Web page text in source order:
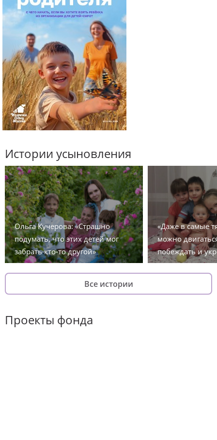
Истории усыновления
Ольга Кучерова: «Страшно
подумать, что этих детей мог
забрать кто-то другой»
«Даже в самые
можно
побеждать и
Все истории
Проекты фонда